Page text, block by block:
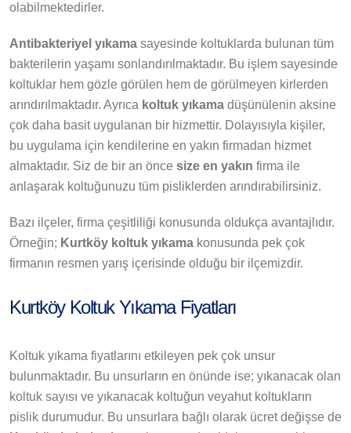
olabilmektedirler.
Antibakteriyel yıkama sayesinde koltuklarda bulunan tüm
bakterilerin yaşamı sonlandırılmaktadır. Bu işlem sayesinde
koltuklar hem gözle görülen hem de görülmeyen kirlerden
arındırılmaktadır. Ayrıca koltuk yıkama düşünülenin aksine
çok daha basit uygulanan bir hizmettir. Dolayısıyla kişiler,
bu uygulama için kendilerine en yakın firmadan hizmet
almaktadır. Siz de bir an önce size en yakın firma ile
anlaşarak koltuğunuzu tüm pisliklerden arındırabilirsiniz.
Bazı ilçeler, firma çeşitliliği konusunda oldukça avantajlıdır.
Örneğin; Kurtköy koltuk yıkama konusunda pek çok
firmanın resmen yarış içerisinde olduğu bir ilçemizdir.
Kurtköy Koltuk Yıkama Fiyatları
Koltuk yıkama fiyatlarını etkileyen pek çok unsur
bulunmaktadır. Bu unsurların en önünde ise; yıkanacak olan
koltuk sayısı ve yıkanacak koltuğun veyahut koltukların
pislik durumudur. Bu unsurlara bağlı olarak ücret değişse de